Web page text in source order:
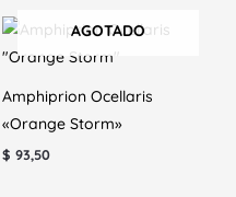
AGOTADO
Amphiprion Ocellaris
«Orange Storm»
$ 93,50